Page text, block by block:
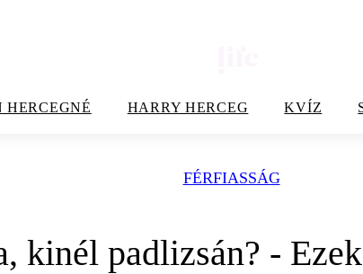
HARRY HERCEG KVÍZ
FÉRFIASSÁG
kinél padlizsán? -